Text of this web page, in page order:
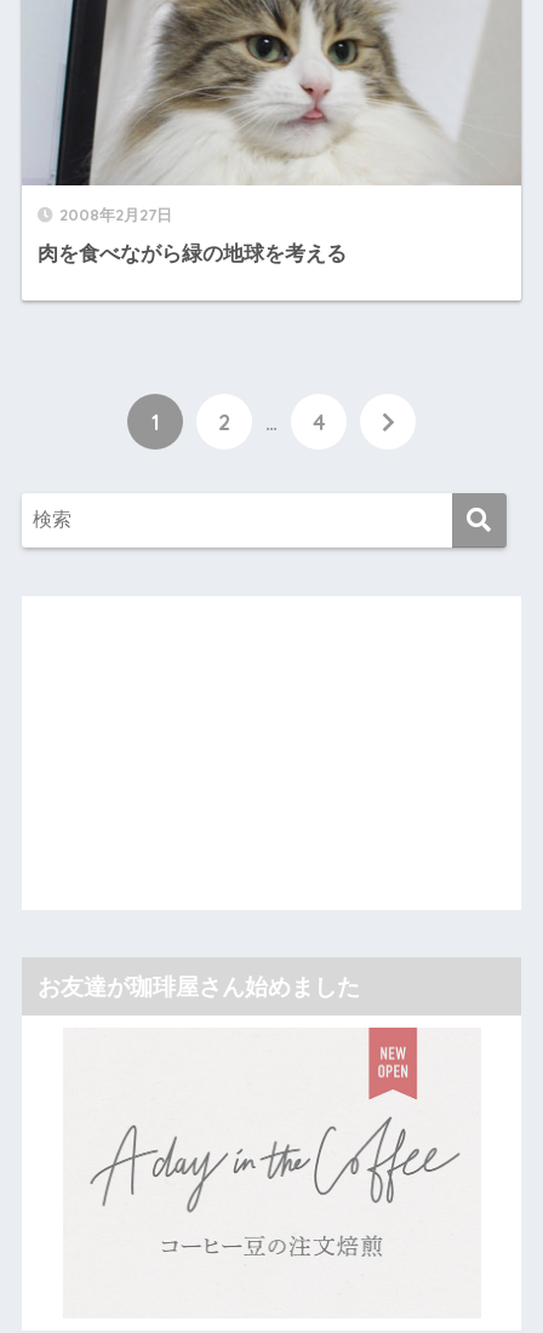
2008年2月27日
肉を食べながら緑の地球を考える
1 2 … 4
お友達が珈琲屋さん始めました